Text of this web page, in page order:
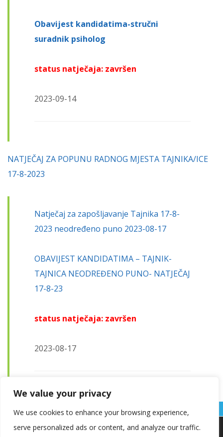
We value your privacy
We use cookies to enhance your browsing experience,
serve personalized ads or content, and analyze our traffic.
Obavijest kandidatima-stručni
suradnik psiholog
status natječaja: završen
2023-09-14
NATJEČAJ ZA POPUNU RADNOG MJESTA TAJNIKA/ICE
17-8-2023
Natječaj za zapošljavanje Tajnika 17-8-
2023 neodređeno puno 2023-08-17
OBAVIJEST KANDIDATIMA – TAJNIK-
TAJNICA NEODREĐENO PUNO- NATJEČAJ
17-8-23
status natječaja: završen
2023-08-17
Koristimo kolačiće kako bismo vam pružili najbolje iskustvo na